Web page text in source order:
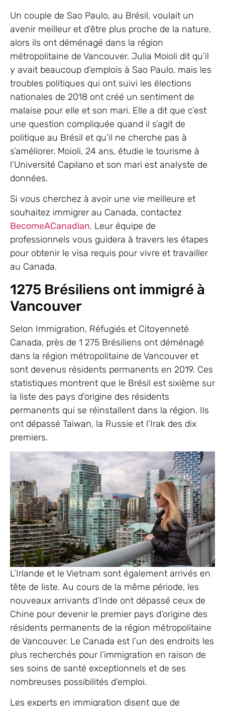
Un couple de Sao Paulo, au Brésil, voulait un
avenir meilleur et d’être plus proche de la nature,
alors ils ont déménagé dans la région
métropolitaine de Vancouver. Julia Moioli dit qu’il
y avait beaucoup d’emplois à Sao Paulo, mais les
troubles politiques qui ont suivi les élections
nationales de 2018 ont créé un sentiment de
malaise pour elle et son mari. Elle a dit que c’est
une question compliquée quand il s’agit de
politique au Brésil et qu’il ne cherche pas à
s’améliorer. Moioli, 24 ans, étudie le tourisme à
l’Université Capilano et son mari est analyste de
données.
Si vous cherchez à avoir une vie meilleure et
souhaitez immigrer au Canada, contactez
BecomeACanadian. Leur équipe de
professionnels vous guidera à travers les étapes
pour obtenir le visa requis pour vivre et travailler
au Canada.
1275 Brésiliens ont immigré à
Vancouver
Selon Immigration, Réfugiés et Citoyenneté
Canada, près de 1 275 Brésiliens ont déménagé
dans la région métropolitaine de Vancouver et
sont devenus résidents permanents en 2019. Ces
statistiques montrent que le Brésil est sixième sur
la liste des pays d’origine des résidents
permanents qui se réinstallent dans la région. Ils
ont dépassé Taiwan, la Russie et l’Irak des dix
premiers.
L’Irlande et le Vietnam sont également arrivés en
tête de liste. Au cours de la même période, les
nouveaux arrivants d’Inde ont dépassé ceux de
Chine pour devenir le premier pays d’origine des
résidents permanents de la région métropolitaine
de Vancouver. Le Canada est l’un des endroits les
plus recherchés pour l’immigration en raison de
ses soins de santé exceptionnels et de ses
nombreuses possibilités d’emploi.
Les experts en immigration disent que de